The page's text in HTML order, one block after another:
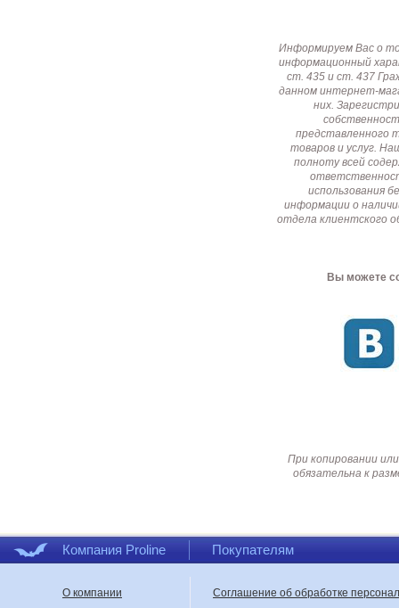
Информируем Вас о
информационный
ст. 435 и ст. 437
данном интернет-
них.
представленного
товаров и услуг.
полноту всей
использования
информации о
отдела клиентского
Вы можете
При копировании
обязательна к
Компания Proline Покупателям
О компании
Соглашение об обработке